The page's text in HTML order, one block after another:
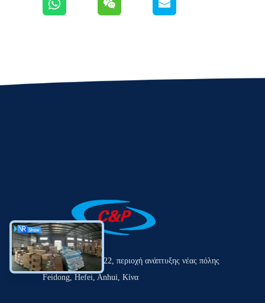
Οδός Laihe αριθ. 22, περιοχή ανάπτυξης νέας πόλης
Feidong, Hefei, Anhui, Κίνα